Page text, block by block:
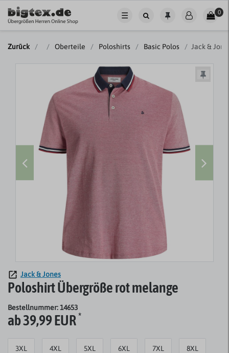
☰ 0
Zurück Oberteile Poloshirts Basic Polos Jack &
Jack & Jones
Poloshirt Übergröße rot melange
Bestellnummer: 14653
ab 39,99 EUR*
3XL 4XL 5XL 6XL 7XL 8XL